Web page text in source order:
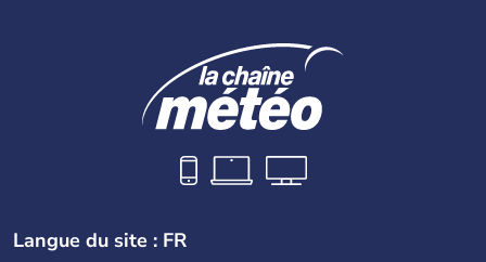
Langue du site : FR